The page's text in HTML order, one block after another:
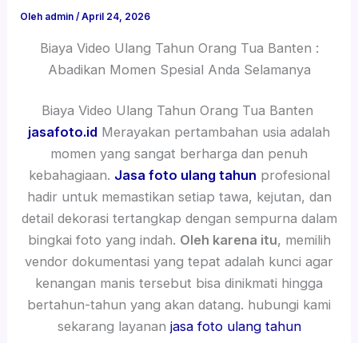
Oleh admin/April 24, 2026
Biaya Video Ulang Tahun Orang Tua Banten :
Abadikan Momen Spesial Anda Selamanya
Biaya Video Ulang Tahun Orang Tua Banten
jasafoto.id Merayakan pertambahan usia adalah
momen yang sangat berharga dan penuh
kebahagiaan. Jasa foto ulang tahun profesional
hadir untuk memastikan setiap tawa, kejutan, dan
detail dekorasi tertangkap dengan sempurna dalam
bingkai foto yang indah. Oleh karena itu, memilih
vendor dokumentasi yang tepat adalah kunci agar
kenangan manis tersebut bisa dinikmati hingga
bertahun-tahun yang akan datang. hubungi kami
sekarang layanan jasa foto ulang tahun